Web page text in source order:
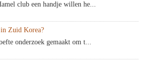
club een handje willen he...
Zuid Korea?
onderzoek gemaakt om t...